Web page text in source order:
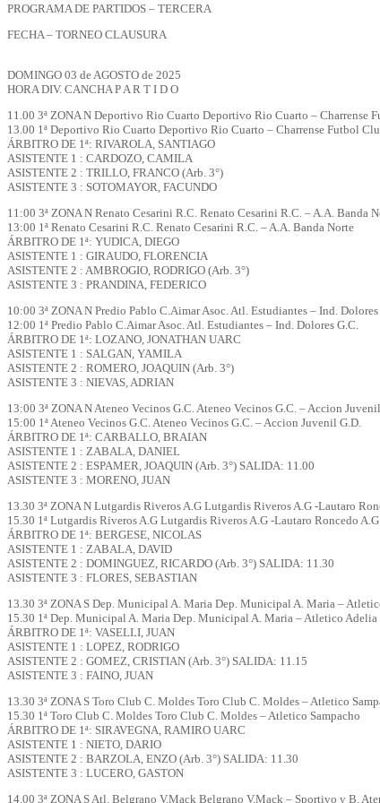
PROGRAMA DE PARTIDOS – TERCERA
FECHA – TORNEO CLAUSURA
DOMINGO 03 de AGOSTO de 2025
HORA DIV. CANCHA P A R T I D O
11.00 3ª ZONA N Deportivo Rio Cuarto Deportivo Rio Cuarto – Charrense
13.00 1ª Deportivo Rio Cuarto Deportivo Rio Cuarto – Charrense Futbol
ÁRBITRO DE 1ª: RIVAROLA, SANTIAGO
ASISTENTE 1 : CARDOZO, CAMILA
ASISTENTE 2 : TRILLO, FRANCO (Arb. 3°)
ASISTENTE 3 : SOTOMAYOR, FACUNDO
11:00 3ª ZONA N Renato Cesarini R.C. Renato Cesarini R.C. – A.A. Banda
13:00 1ª Renato Cesarini R.C. Renato Cesarini R.C. – A.A. Banda Norte
ÁRBITRO DE 1ª: YUDICA, DIEGO
ASISTENTE 1 : GIRAUDO, FLORENCIA
ASISTENTE 2 : AMBROGIO, RODRIGO (Arb. 3°)
ASISTENTE 3 : PRANDINA, FEDERICO
10:00 3ª ZONA N Predio Pablo C.Aimar Asoc. Atl. Estudiantes – Ind. Dolores
12:00 1ª Predio Pablo C.Aimar Asoc. Atl. Estudiantes – Ind. Dolores G.C.
ÁRBITRO DE 1ª: LOZANO, JONATHAN UARC
ASISTENTE 1 : SALGAN, YAMILA
ASISTENTE 2 : ROMERO, JOAQUIN (Arb. 3°)
ASISTENTE 3 : NIEVAS, ADRIAN
13:00 3ª ZONA N Ateneo Vecinos G.C. Ateneo Vecinos G.C. – Accion Juvenil
15:00 1ª Ateneo Vecinos G.C. Ateneo Vecinos G.C. – Accion Juvenil G.D.
ÁRBITRO DE 1ª: CARBALLO, BRAIAN
ASISTENTE 1 : ZABALA, DANIEL
ASISTENTE 2 : ESPAMER, JOAQUIN (Arb. 3°) SALIDA: 11.00
ASISTENTE 3 : MORENO, JUAN
13.30 3ª ZONA N Lutgardis Riveros A.G Lutgardis Riveros A.G -Lautaro
15.30 1ª Lutgardis Riveros A.G Lutgardis Riveros A.G -Lautaro Roncedo A.G.
ÁRBITRO DE 1ª: BERGESE, NICOLAS
ASISTENTE 1 : ZABALA, DAVID
ASISTENTE 2 : DOMINGUEZ, RICARDO (Arb. 3°) SALIDA: 11.30
ASISTENTE 3 : FLORES, SEBASTIAN
13.30 3ª ZONA S Dep. Municipal A. Maria Dep. Municipal A. Maria –
15.30 1ª Dep. Municipal A. Maria Dep. Municipal A. Maria – Atletico Adelia
ÁRBITRO DE 1ª: VASELLI, JUAN
ASISTENTE 1 : LOPEZ, RODRIGO
ASISTENTE 2 : GOMEZ, CRISTIAN (Arb. 3°) SALIDA: 11.15
ASISTENTE 3 : FAINO, JUAN
13.30 3ª ZONA S Toro Club C. Moldes Toro Club C. Moldes – Atletico
15.30 1ª Toro Club C. Moldes Toro Club C. Moldes – Atletico Sampacho
ÁRBITRO DE 1ª: SIRAVEGNA, RAMIRO UARC
ASISTENTE 1 : NIETO, DARIO
ASISTENTE 2 : BARZOLA, ENZO (Arb. 3°) SALIDA: 11.30
ASISTENTE 3 : LUCERO, GASTON
14.00 3ª ZONA S Atl. Belgrano V.Mack Belgrano V.Mack – Sportivo y B.